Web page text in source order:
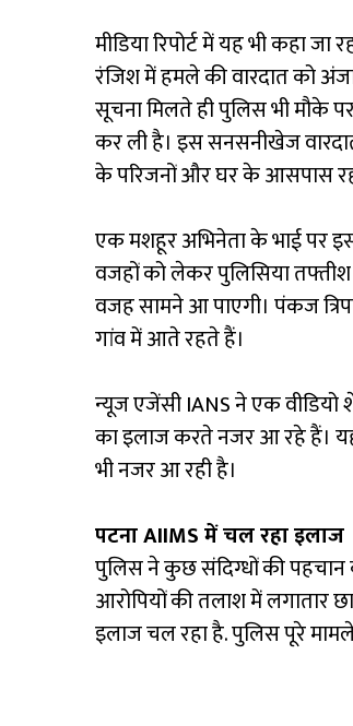
मीडिया रिपोर्ट में यह भी कहा जा
रंजिश में हमले की वारदात को
सूचना मिलते ही पुलिस भी मौके
कर ली है। इस सनसनीखेज
के परिजनों और घर के आसपास
एक मशहूर अभिनेता के भाई पर
वजहों को लेकर पुलिसिया
वजह सामने आ पाएगी। पंकज
गांव में आते रहते हैं।
न्यूज एजेंसी IANS ने एक वीडियो
का इलाज करते नजर आ रहे हैं।
भी नजर आ रही है।
पटना AIIMS में चल रहा इलाज
पुलिस ने कुछ संदिग्धों की पहचान
आरोपियों की तलाश में लगातार
इलाज चल रहा है. पुलिस पूरे